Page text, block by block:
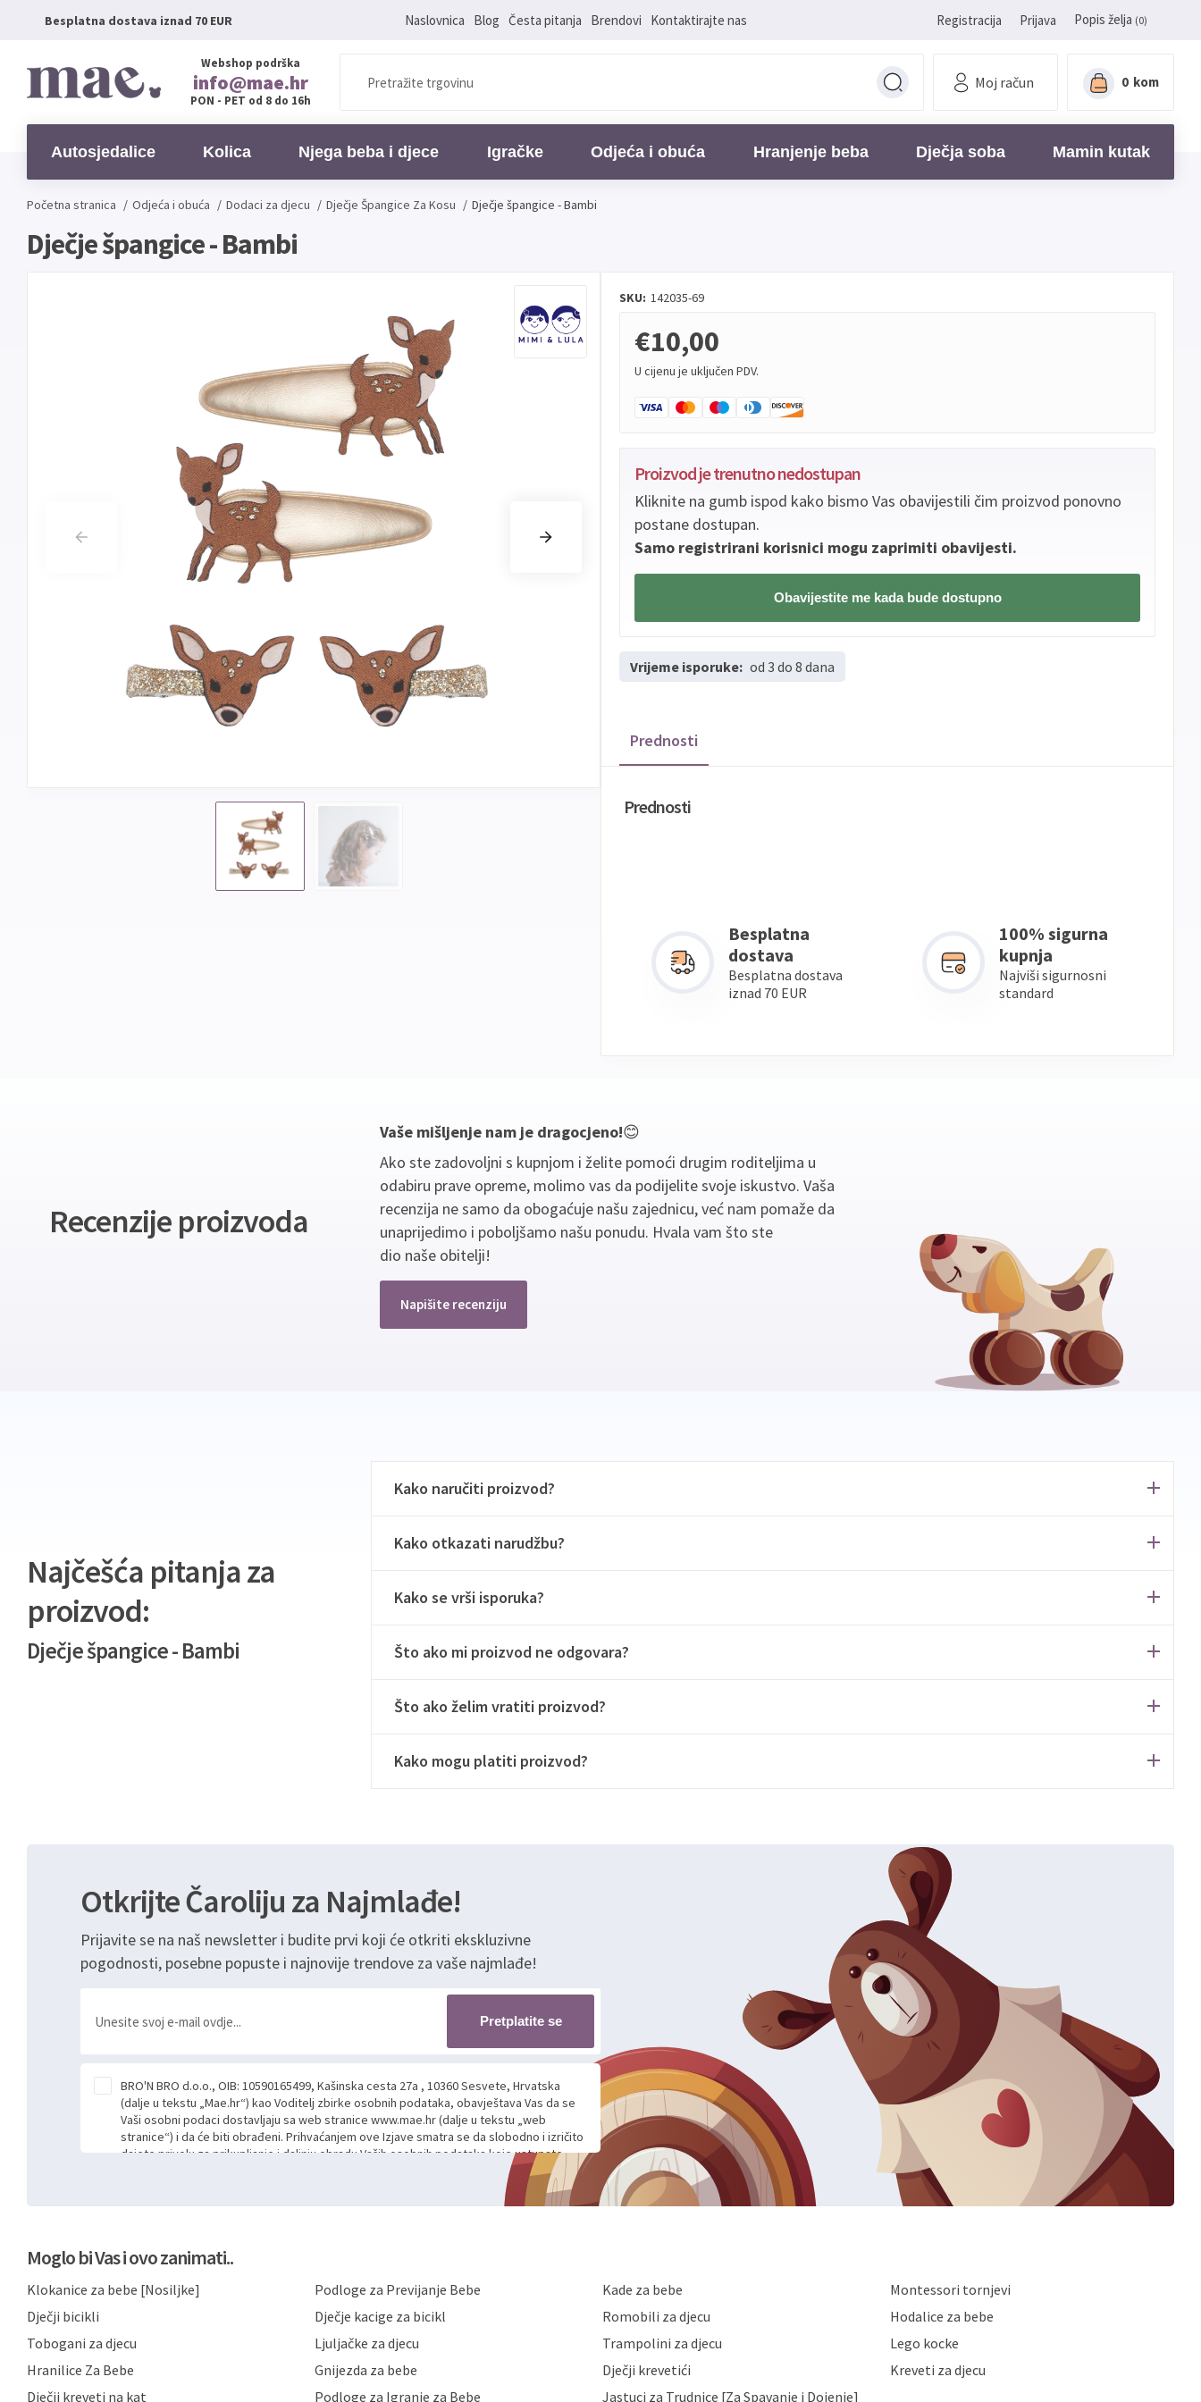
Besplatna dostava iznad 70 EUR Naslovnica Blog Česta pitanja Brendovi Kontaktirajte nas Registracija Prijava Popis želja (0)
Webshop podrška
info@mae.hr
PON - PET od 8 do 16h
Moj račun 0 kom
Autosjedalice Kolica Njega beba i djece Igračke Odjeća i obuća Hranjenje beba Dječja soba Mamin kutak
Početna stranica / Odjeća i obuća / Dodaci za djecu / Dječje Špangice Za Kosu / Dječje špangice - Bambi
Dječje špangice - Bambi
SKU: 142035-69
€10,00
U cijenu je uključen PDV.
Proizvod je trenutno nedostupan
Kliknite na gumb ispod kako bismo Vas obavijestili čim proizvod ponovno
postane dostupan.
Samo registrirani korisnici mogu zaprimiti obavijesti.
Obavijestite me kada bude dostupno
Vrijeme isporuke: od 3 do 8 dana
Prednosti
Prednosti
Besplatna
dostava
Besplatna dostava
iznad 70 EUR
100% sigurna
kupnja
Najviši sigurnosni
standard
Recenzije proizvoda
Vaše mišljenje nam je dragocjeno!😊
Ako ste zadovoljni s kupnjom i želite pomoći drugim roditeljima u
odabiru prave opreme, molimo vas da podijelite svoje iskustvo. Vaša
recenzija ne samo da obogaćuje našu zajednicu, već nam pomaže da
unaprijedimo i poboljšamo našu ponudu. Hvala vam što ste
dio naše obitelji!
Napišite recenziju
Najčešća pitanja za
proizvod:
Dječje špangice - Bambi
Kako naručiti proizvod?
Kako otkazati narudžbu?
Kako se vrši isporuka?
Što ako mi proizvod ne odgovara?
Što ako želim vratiti proizvod?
Kako mogu platiti proizvod?
Otkrijte Čaroliju za Najmlađe!
Prijavite se na naš newsletter i budite prvi koji će otkriti ekskluzivne
pogodnosti, posebne popuste i najnovije trendove za vaše najmlađe!
Pretplatite se
BRO'N BRO d.o.o., OIB: 10590165499, Kašinska cesta 27a , 10360 Sesvete, Hrvatska
(dalje u tekstu „Mae.hr“) kao Voditelj zbirke osobnih podataka, obavještava Vas da se
Vaši osobni podaci dostavljaju sa web stranice www.mae.hr (dalje u tekstu „web
stranice“) i da će biti obrađeni. Prihvaćanjem ove Izjave smatra se da slobodno i izričito
dajete privolu za prikupljanje i daljnju obradu Vaših osobnih podataka koje ustupate
Mae.hr putem ovih web stranica u svrhu odgovora i daljnje komunikacije na Vaš upit
poslan kroz kontakt obrazac. Radi se o dobrovoljnom davanju podataka te ovu Izjavu
niste dužni prihvatiti odnosno niste dužni unositi svoje osobne podatke u jednu od
možete pročitati ovdje, sukladno Politici privatnosti i kolačića koju možete pročitati
primjenu odgovarajućih tehničkih i sigurnosnih mjera zaštite osobnih podataka od
privatnost svojih korisnika i posjetitelja web stranica, čuva povjerljivost Vaših osobnih
podataka te omogućava pristup i priopćavanje osobnih podataka samo onim svojim
trećim osobama samo u slučajevima koji su dozvoljeni zakonima. Napominjemo da
možete u svako doba, u potpunosti ili djelomice, bez naknade i objašnjenja odustati od
Moglo bi Vas i ovo zanimati..
Klokanice za bebe [Nosiljke] Podloge za Previjanje Bebe Kade za bebe
Montessori tornjevi
Dječji bicikli
Dječje kacige za bicikl Romobili za djecu
Hodalice za bebe
Tobogani za djecu
Ljuljačke za djecu Trampolini za djecu
Lego kocke
Hranilice Za Bebe
Gnijezda za bebe Dječji krevetići
Kreveti za djecu
Dječji kreveti na kat
Podloge za Igranje za Bebe Jastuci za Trudnice [Za Spavanje i Dojenje]